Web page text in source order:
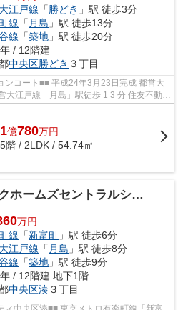
江戸線 「勝どき 」駅 徒歩3分
線 「 月島 」駅 徒歩13分
線 「築地 」駅 徒歩20分
/ 12階建
中央区勝どき ３丁目
3月23日完成 都営大
線「月島」駅徒歩 1 3 分 住友不動産
1億780万円
5階 / 2LDK / 54.74㎡
ームズセントラルシティ中央区湊
万円
線 「新富町 」駅 徒歩6分
江戸線 「 月島 」駅 徒歩8分
線 「築地 」駅 徒歩9分
/ 12階建 地下1階
中央区湊３丁目